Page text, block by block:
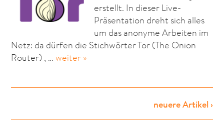
erstellt. In dieser Live-
Präsentation dreht sich alles
um das anonyme Arbeiten im
Netz: da dürfen die Stichwörter Tor (The Onion
Router) , …weiter »
neuere Artikel ›